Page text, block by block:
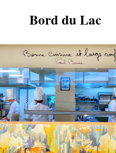
Bord du Lac